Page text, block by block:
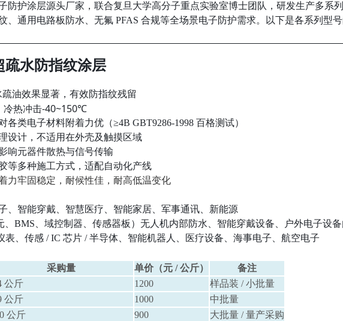
防护涂层源头厂家，联合复旦大学高分子重点实验室博士团队，研发生产多系
、通用电路板防水、无氟 PFAS 合规等全场景电子防护需求。以下是各系列型号
疏水防指纹涂层
疏油效果显著，有效防指纹残留
冷热冲击-40~150℃
各类电子材料附着力优（≥4B GBT9286-1998 百格测试）
设计，不适用在外壳及触摸区域
响元器件散热与信号传输
等多种施工方式，适配自动化产线
力牢固稳定，耐候性佳，耐高低温变化
、智能穿戴、智慧医疗、智能家居、军事通讯、新能源
、BMS、域控制器、传感器板）无人机内部防水、智能穿戴设备、户外电子设
表、传感 / IC 芯片 / 半导体、智能机器人、医疗设备、海事电子、航空电子
采购量
单价（元 / 公斤）
备注
公斤
1200
样品装 / 小批量
公斤
1000
中批量
公斤
900
大批量 / 量产采购